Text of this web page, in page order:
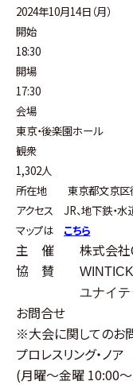
2024年10月14日（月）
開始
18:30
開場
17:30
会場
東京・後楽園ホール
観衆
1,302人
所在地 東京都文京区
アクセス JR、地下鉄・水
マップは こちら
主 催 株式会社
協 賛
ユナイ
お問合せ
※大会に関してのお
プロレスリング・ノア
(月曜〜金曜 10:00〜